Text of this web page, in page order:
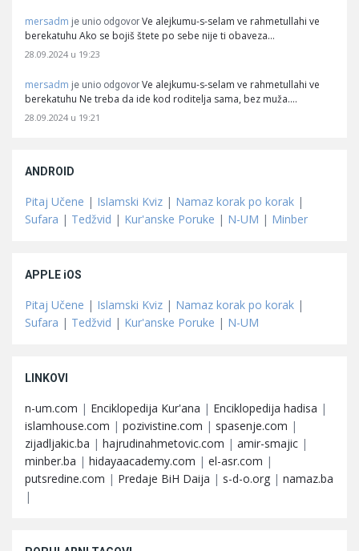
mersadm je unio odgovor Ve alejkumu-s-selam ve rahmetullahi ve
berekatuhu Ako se bojiš štete po sebe nije ti obaveza…
28.09.2024 u 19:23
mersadm je unio odgovor Ve alejkumu-s-selam ve rahmetullahi ve
berekatuhu Ne treba da ide kod roditelja sama, bez muža.…
28.09.2024 u 19:21
ANDROID
Pitaj Učene | Islamski Kviz | Namaz korak po korak |
Sufara | Tedžvid | Kur'anske Poruke | N-UM | Minber
APPLE iOS
Pitaj Učene | Islamski Kviz | Namaz korak po korak |
Sufara | Tedžvid | Kur'anske Poruke | N-UM
LINKOVI
n-um.com | Enciklopedija Kur'ana | Enciklopedija hadisa |
islamhouse.com | pozivistine.com | spasenje.com |
zijadljakic.ba | hajrudinahmetovic.com | amir-smajic |
minber.ba | hidayaacademy.com | el-asr.com |
putsredine.com | Predaje BiH Daija | s-d-o.org | namaz.ba
|